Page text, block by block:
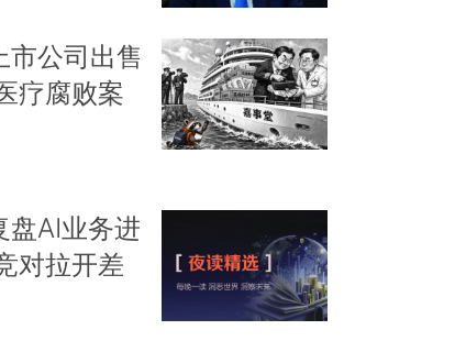
市公司出售
疗腐败案
盘AI业务进
对拉开差